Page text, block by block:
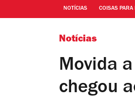
NOTÍCIAS COISAS PARA
Notícias
Movida
chegou